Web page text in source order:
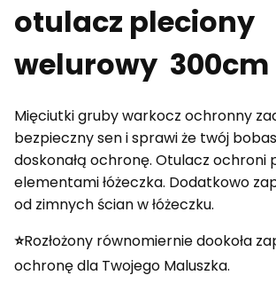
otulacz pleciony
welurowy 300cm
Mięciutki gruby warkocz ochronny
bezpieczny sen i sprawi że twój
doskonałą ochronę. Otulacz ochroni
elementami łóżeczka. Dodatkowo
od zimnych ścian w łóżeczku.
⭐️Rozłożony równomiernie dookoła
ochronę dla Twojego Maluszka.